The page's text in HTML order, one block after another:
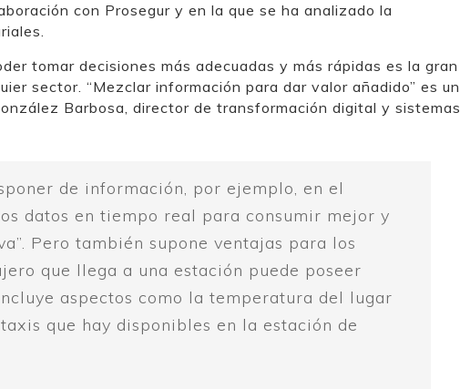
con Prosegur y en la que se ha analizado la
tomar decisiones más adecuadas y más rápidas es la gran
sector. “Mezclar información para dar valor añadido” es un
Barbosa, director de transformación digital y sistemas
de información, por ejemplo, en el
datos en tiempo real para consumir mejor y
Pero también supone ventajas para los
que llega a una estación puede poseer
aspectos como la temperatura del lugar
que hay disponibles en la estación de